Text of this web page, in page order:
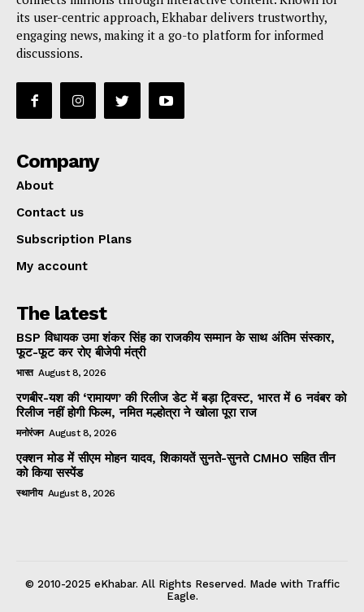
its user-centric approach, Ekhabar delivers trustworthy,
engaging news, making it a go-to platform for informed
discussions.
Company
About
Contact us
Subscription Plans
My account
The latest
BSP विधायक उमा शंकर सिंह का राजकीय सम्मान के साथ अंतिम संस्कार,
फूट-फूट कर रोए बीजेपी मंत्री
भारत August 8, 2026
रणबीर-यश की ‘रामायण’ की रिलीज डेट में बड़ा ट्विस्ट, भारत में 6 नवंबर को
रिलीज नहीं होगी फिल्म, नमित मल्होत्रा ने खोला पूरा राज
मनोरंजन August 8, 2026
एक्शन मोड में सीएम मोहन यादव, शिकायतें सुनते-सुनते CMHO सहित तीन
को किया सस्पेंड
स्थानीय August 8, 2026
© 2010-2025 eKhabar. All Rights Reserved. Made with Traffic
Eagle.